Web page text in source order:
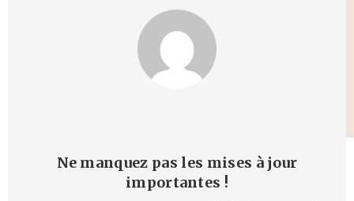
Ne manquez pas les mises à jour
importantes !